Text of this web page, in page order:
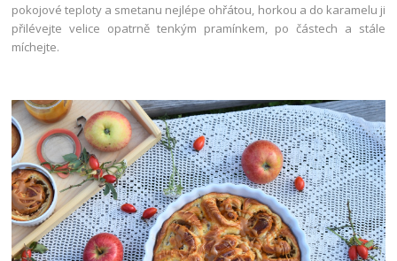
pokojové teploty a smetanu nejlépe ohřátou, horkou a do karamelu ji
přilévejte velice opatrně tenkým pramínkem, po částech a stále
míchejte.